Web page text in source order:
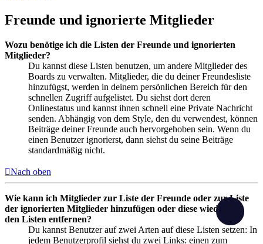
Freunde und ignorierte Mitglieder
Wozu benötige ich die Listen der Freunde und ignorierten
Mitglieder?
Du kannst diese Listen benutzen, um andere Mitglieder des
Boards zu verwalten. Mitglieder, die du deiner Freundesliste
hinzufügst, werden in deinem persönlichen Bereich für den
schnellen Zugriff aufgelistet. Du siehst dort deren
Onlinestatus und kannst ihnen schnell eine Private Nachricht
senden. Abhängig von dem Style, den du verwendest, können
Beiträge deiner Freunde auch hervorgehoben sein. Wenn du
einen Benutzer ignorierst, dann siehst du seine Beiträge
standardmäßig nicht.
Nach oben
Wie kann ich Mitglieder zur Liste der Freunde oder zur Liste
der ignorierten Mitglieder hinzufügen oder diese wieder aus
den Listen entfernen?
Du kannst Benutzer auf zwei Arten auf diese Listen setzen: In
jedem Benutzerprofil siehst du zwei Links: einen zum